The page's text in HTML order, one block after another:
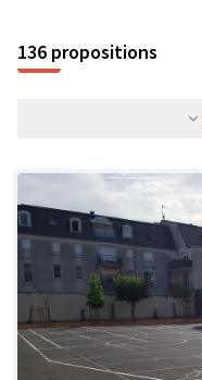
136 propositions